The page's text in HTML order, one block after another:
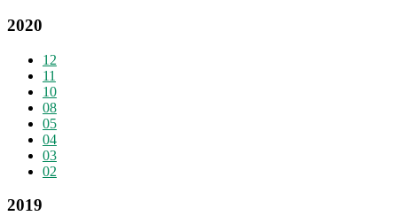
2020
12
11
10
08
05
04
03
02
2019